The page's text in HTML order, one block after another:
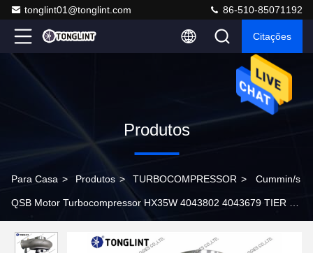
tonglint01@tonglint.com 86-510-85071192
Citações
Produtos
Para Casa > Produtos > TURBOCOMPRESSOR > Cummin/s
QSB Motor Turbocompressor HX35W 4043802 4043679 TIER 3